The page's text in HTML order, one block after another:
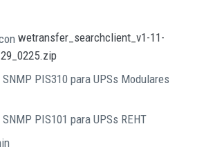
wetransfer_searchclient_v1-11-
PIS310 para UPSs Modulares
PIS101 para UPSs REHT